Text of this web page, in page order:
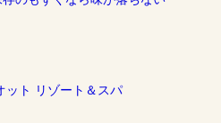
ット リゾート＆スパ